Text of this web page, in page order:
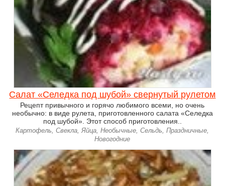
Салат «Селедка под шубой» свернутый рулетом
Рецепт привычного и горячо любимого всеми, но очень
необычно: в виде рулета, приготовленного салата «Селедка
под шубой». Этот способ приготовления..
Картофель, Свекла, Яйца, Необычные, Сельдь, Праздничные,
Новогодние